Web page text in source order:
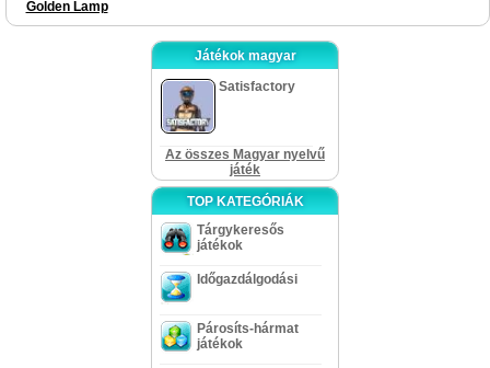
Golden Lamp
Játékok magyar
Satisfactory
Az összes Magyar nyelvű
játék
TOP KATEGÓRIÁK
Tárgykeresős
játékok
Időgazdálgodási
Párosíts-hármat
játékok